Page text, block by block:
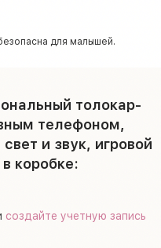
для малышей.
толокар-
телефоном,
и звук, игровой
коробке:
создайте учетную запись